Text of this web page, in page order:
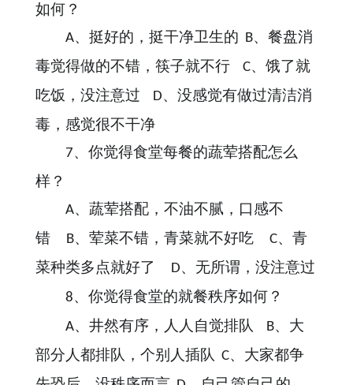
如何？
A、挺好的，挺干净卫生的 B、餐盘消
毒觉得做的不错，筷子就不行C、饿了就
吃饭，没注意过 D、没感觉有做过清洁消
毒，感觉很不干净
7、你觉得食堂每餐的蔬荤搭配怎么
样？
A、蔬荤搭配，不油不腻，口感不
错B、荤菜不错，青菜就不好吃C、青
菜种类多点就好了
D、无所谓，没注意过
8、你觉得食堂的就餐秩序如何？
A、井然有序，人人自觉排队 B、大
部分人都排队，个别人插队 C、大家都争